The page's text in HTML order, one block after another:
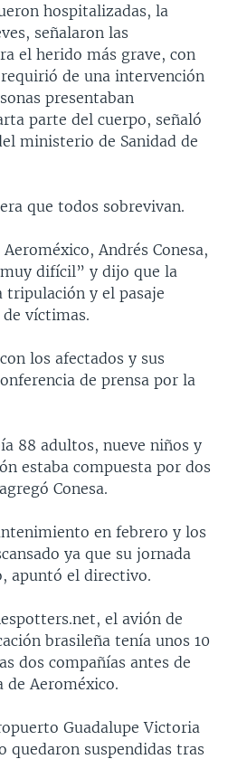
hospitalizadas, la
señalaron las
el herido más grave, con
de una intervención
presentaban
parte del cuerpo, señaló
ministerio de Sanidad de
que todos sobrevivan.
Andrés Conesa,
difícil” y dijo que la
tripulación y el pasaje
víctimas.
los afectados y sus
de prensa por la
88 adultos, nueve niños y
estaba compuesta por dos
Conesa.
en febrero y los
ya que su jornada
apuntó el directivo.
el avión de
brasileña tenía unos 10
dos compañías antes de
Aeroméxico.
Guadalupe Victoria
quedaron suspendidas tras